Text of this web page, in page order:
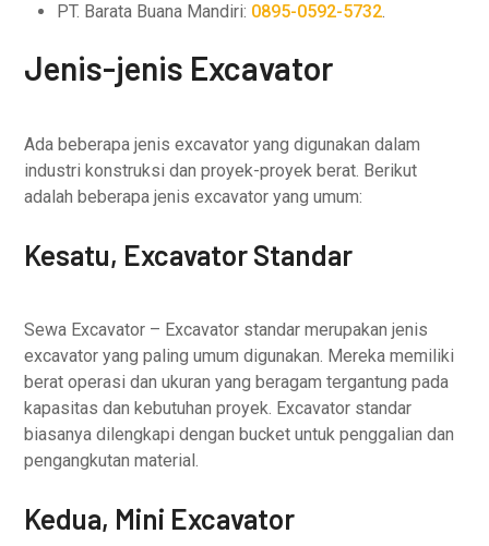
PT. Barata Buana Mandiri: 0895-0592-5732.
Jenis-jenis Excavator
Ada beberapa jenis excavator yang digunakan dalam
industri konstruksi dan proyek-proyek berat. Berikut
adalah beberapa jenis excavator yang umum:
Kesatu, Excavator Standar
Sewa Excavator – Excavator standar merupakan jenis
excavator yang paling umum digunakan. Mereka memiliki
berat operasi dan ukuran yang beragam tergantung pada
kapasitas dan kebutuhan proyek. Excavator standar
biasanya dilengkapi dengan bucket untuk penggalian dan
pengangkutan material.
Kedua, Mini Excavator